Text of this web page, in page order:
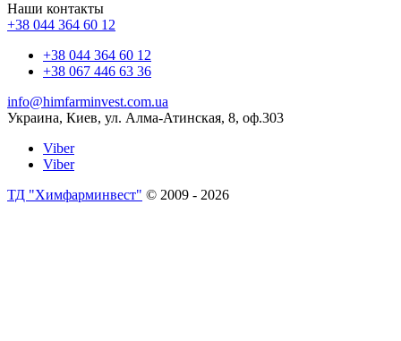
Наши контакты
+38 044 364 60 12
+38 044 364 60 12
+38 067 446 63 36
info@himfarminvest.com.ua
Украина, Киев, ул. Алма-Атинская, 8, оф.303
Viber
Viber
ТД "Химфарминвест" © 2009 - 2026